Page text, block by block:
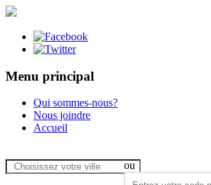
Menu principal
Qui sommes-nous?
Nous joindre
Accueil
ou